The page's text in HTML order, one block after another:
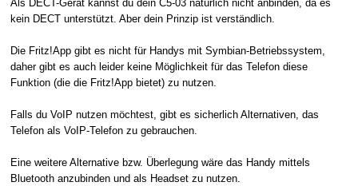
Als DECT-Gerät kannst du dein C5-03 natürlich nicht anbinden, da es
kein DECT unterstützt. Aber dein Prinzip ist verständlich.
Die Fritz!App gibt es nicht für Handys mit Symbian-Betriebssystem,
daher gibt es auch leider keine Möglichkeit für das Telefon diese
Funktion (die die Fritz!App bietet) zu nutzen.
Falls du VoIP nutzen möchtest, gibt es sicherlich Alternativen, das
Telefon als VoIP-Telefon zu gebrauchen.
Eine weitere Alternative bzw. Überlegung wäre das Handy mittels
Bluetooth anzubinden und als Headset zu nutzen.